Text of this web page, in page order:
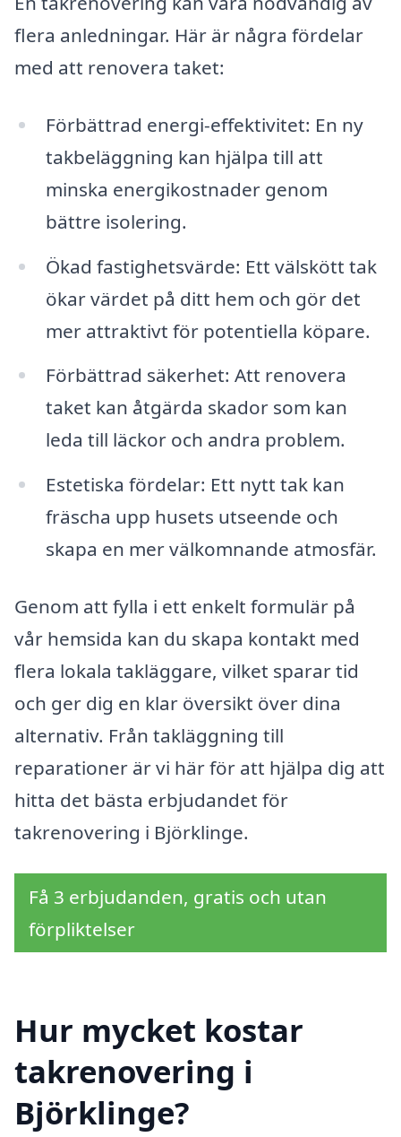
flera anledningar. Här är några fördelar
med att renovera taket:
Förbättrad energi-effektivitet: En ny
takbeläggning kan hjälpa till att
minska energikostnader genom
bättre isolering.
Ökad fastighetsvärde: Ett välskött tak
ökar värdet på ditt hem och gör det
mer attraktivt för potentiella köpare.
Förbättrad säkerhet: Att renovera
taket kan åtgärda skador som kan
leda till läckor och andra problem.
Estetiska fördelar: Ett nytt tak kan
fräscha upp husets utseende och
skapa en mer välkomnande atmosfär.
Genom att fylla i ett enkelt formulär på
vår hemsida kan du skapa kontakt med
flera lokala takläggare, vilket sparar tid
och ger dig en klar översikt över dina
alternativ. Från takläggning till
reparationer är vi här för att hjälpa dig att
hitta det bästa erbjudandet för
takrenovering i Björklinge.
Få 3 erbjudanden, gratis och utan
förpliktelser
Hur mycket kostar
takrenovering i
Björklinge?